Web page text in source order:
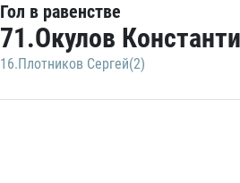
Гол в равенстве
71.Окулов
16.Плотников Сергей(2)